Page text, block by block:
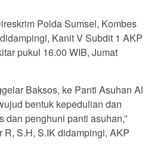
Polda Sumsel, Kombes
Kanit V Subdit 1 AKP
pukul 16.00 WIB, Jumat
Baksos, ke Panti Asuhan Al
bentuk kepedulian dan
dan penghuni panti asuhan,”
R, S.H, S.IK didampingi, AKP